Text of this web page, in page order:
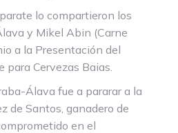
lo compartieron los
y Mikel Abin (Carne
a la Presentación del
para Cervezas Baias.
Álava fue a pararar a la
de Santos, ganadero de
en el